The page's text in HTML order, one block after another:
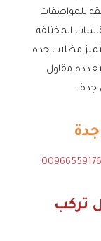
للمواصفات
المختلفه
مظلات جده
مقاول
جدة .
تركب